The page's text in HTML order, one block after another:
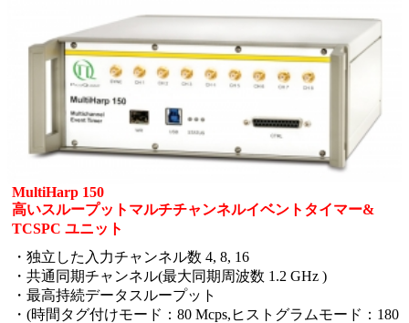
MultiHarp 150
高いスループットマルチチャンネルイベントタイマー&
TCSPC ユニット
・独立した入力チャンネル数 4, 8, 16
・共通同期チャンネル(最大同期周波数 1.2 GHz )
・最高持続データスループット
・(時間タグ付けモード：80 Mcps,ヒストグラムモード：180